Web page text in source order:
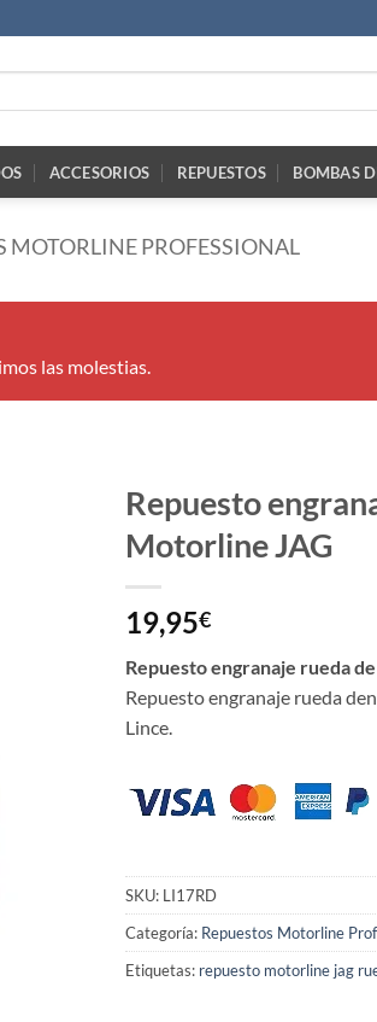
ACCESORIOS REPUESTOS BOMBAS
MOTORLINE PROFESSIONAL
las molestias.
Repuesto
Motorline JAG
19,95€
Repuesto engranaje rueda
Repuesto engranaje rueda
Lince.
SKU: LI17RD
Categoría: Repuestos Motorline
Etiquetas: repuesto motorline jag